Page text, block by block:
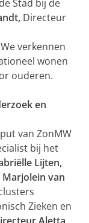
Stad bij de
Directeur
verkennen
wonen
ouderen.
en
van ZonMW
bij het
Lijten,
Marjolein van
Zieken en